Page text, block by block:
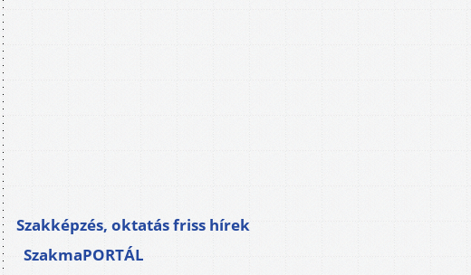
Szakképzés, oktatás friss hírek
SzakmaPORTÁL